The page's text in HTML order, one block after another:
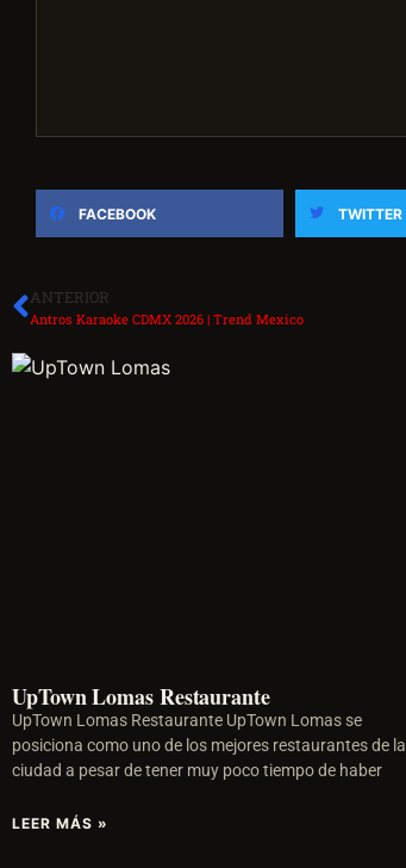
FACEBOOK TWITTER
ANTERIOR
Antros Karaoke CDMX 2026 | Trend Mexico
UpTown Lomas Restaurante
UpTown Lomas Restaurante UpTown Lomas se
posiciona como uno de los mejores restaurantes de la
ciudad a pesar de tener muy poco tiempo de haber
LEER MÁS »